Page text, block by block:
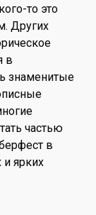
то это
Других
в
знаменитые
частью
в
ярких